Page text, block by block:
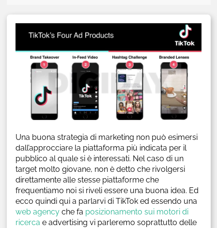
Una buona strategia di marketing non può esimersi
dall’approcciare la piattaforma più indicata per il
pubblico al quale si è interessati. Nel caso di un
target molto giovane, non è detto che rivolgersi
direttamente alle stesse piattaforme che
frequentiamo noi si riveli essere una buona idea. Ed
ecco quindi qui a parlarvi di TikTok ed essendo una
web agencyche fa posizionamento sui motori di
ricerca e advertising vi parleremo soprattutto delle